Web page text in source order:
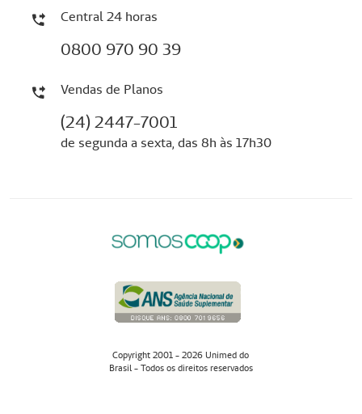
Central 24 horas
0800 970 90 39
Vendas de Planos
(24) 2447-7001
de segunda a sexta, das 8h às 17h30
Copyright 2001 - 2026 Unimed do
Brasil - Todos os direitos reservados